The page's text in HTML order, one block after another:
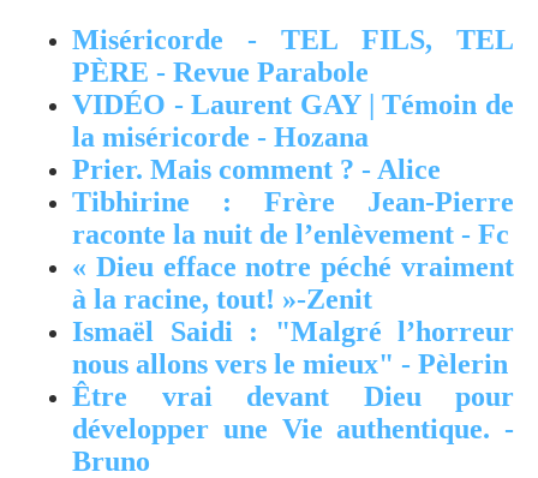
Miséricorde - TEL FILS, TEL
PÈRE - Revue Parabole
VIDÉO - Laurent GAY | Témoin de
la miséricorde - Hozana
Prier. Mais comment ? - Alice
Tibhirine : Frère Jean-Pierre
raconte la nuit de l’enlèvement - Fc
« Dieu efface notre péché vraiment
à la racine, tout! »-Zenit
Ismaël Saidi : "Malgré l’horreur
nous allons vers le mieux" - Pèlerin
Être vrai devant Dieu pour
développer une Vie authentique. -
Bruno